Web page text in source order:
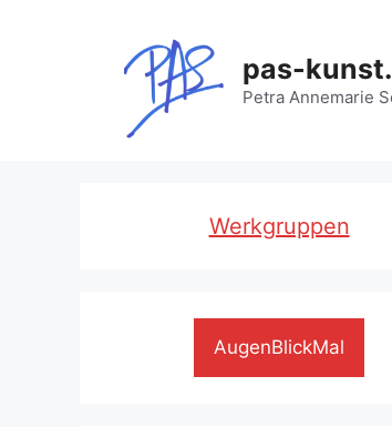
pas-
Petra Annemarie
Werkgruppen
AugenBlickMal